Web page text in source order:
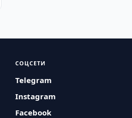
СОЦСЕТИ
Telegram
Instagram
Facebook